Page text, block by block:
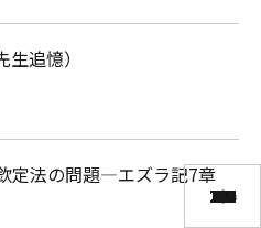
追憶）
定法の問題―エズラ記7章
３
15
35
53
69
85
99
117
125
143
157
163
３
17
29
47
73
105
131
151
173
197
221
３
29
41
51
75
89
113
137
159
187
３
25
39
67
89
111
123
３
15
31
45
57
75
89
101
123
139
３
15
40
59
80
80
123
125
126
127
128
129
131
135
139
142
144
151
131
173
178
189
200
207
212
217
225
233
238
241
250
259
269
284